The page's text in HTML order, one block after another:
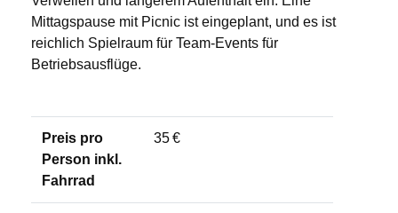
Mittagspause mit Picnic ist eingeplant, und es ist
reichlich Spielraum für Team-Events für
Betriebsausflüge.
Preis pro
Person inkl.
Fahrrad
35 €